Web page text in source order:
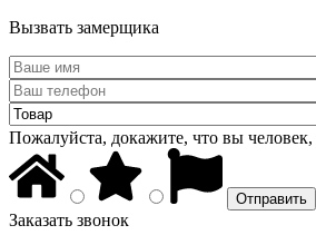
Вызвать замерщика
Пожалуйста, докажите, что вы
Заказать звонок